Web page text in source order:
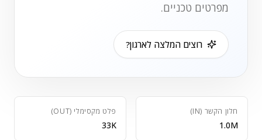
מפרטים טכניים.
רוצים המלצה לארגון?
חלון הקשר (IN)
1.0M
פלט מקסימלי (OUT)
33K